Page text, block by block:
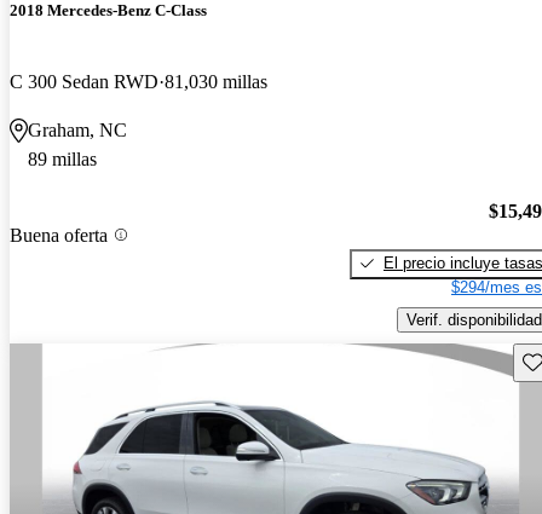
2018 Mercedes-Benz C-Class
C 300 Sedan RWD 81,030 millas
Graham, NC
89 millas
Buena oferta
El precio incluye tasas
$294/mes
Verif. disponibilidad